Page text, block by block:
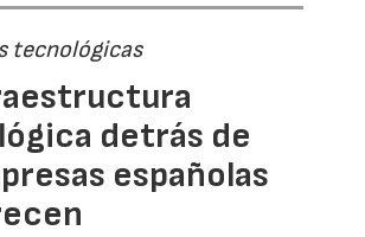
tecnológicas
detrás de
españolas